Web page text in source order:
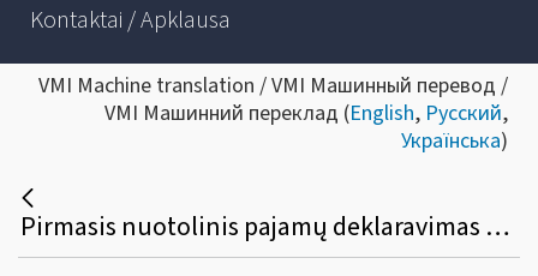
Kontaktai / Apklausa
VMI Machine translation / VMI Машинный перевод /
VMI Машинний переклад (English, Русский,
Українська)
Pirmasis nuotolinis pajamų deklaravimas baigėsi – daugiau nei 1,35 mln. gyventojų sėkmingai deklaravo pajamas